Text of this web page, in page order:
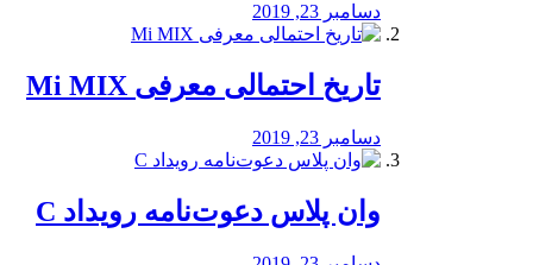
دسامبر 23, 2019
تاریخ احتمالی معرفی Mi MIX
دسامبر 23, 2019
وان پلاس دعوت‌نامه رویداد C